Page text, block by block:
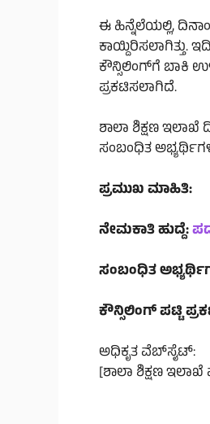
ಈ ಹಿನ್ನೆಲೆಯಲ್ಲಿ,
ಕಾಯ್ದಿರಿಸಲಾಗಿತ್ತು.
ಕೌನ್ಸಿಲಿಂಗ್‌ಗೆ ಬಾಕಿ
ಪ್ರಕಟಿಸಲಾಗಿದೆ.
ಶಾಲಾ ಶಿಕ್ಷಣ ಇಲಾಖೆ
ಸಂಬಂಧಿತ
ಪ್ರಮುಖ ಮಾಹಿತಿ:
ನೇಮಕಾತಿ ಹುದ್ದೆ:
ಸಂಬಂಧಿತ
ಕೌನ್ಸಿಲಿಂಗ್ ಪಟ್ಟಿ
ಅಧಿಕೃತ ವೆಬ್‌ಸೈಟ್:
[ಶಾಲಾ ಶಿಕ್ಷಣ